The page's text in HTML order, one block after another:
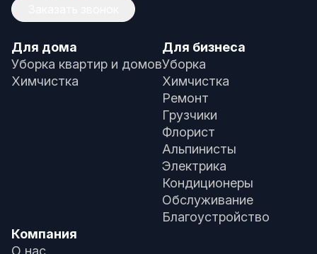
Для дома
Уборка квартир и домов
Химчистка
Для бизнеса
Уборка
Химчистка
Ремонт
Грузчики
Флорист
Альпинисты
Электрика
Кондиционеры
Обслуживание
Благоустройство
Компания
О нас